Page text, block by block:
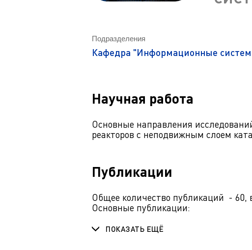
Профком студентов
Расписание занятий
Подразделения
Кафедра "Информационные
Научная работа
Основные направления
реакторов с неподвижным слоем
Публикации
Общее количество публикаций - 60,
Основные публикации:
ПОКАЗАТЬ ЕЩЁ